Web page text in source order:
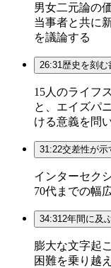
男女二元論の
当事者と共に
を議論する
26:31 歴史を刻
15人のライフ
と、エイズパ
ける意義を問
31:22交差性が示
インターセク
70代までの幅
34:31 2年間に及
膨大な文字起
困難を乗り越